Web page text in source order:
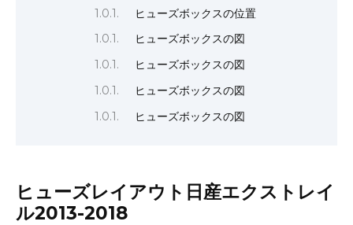
ヒューズボックスの位置
ヒューズボックスの図
ヒューズボックスの図
ヒューズボックスの図
ヒューズボックスの図
ヒューズレイアウト日産エクストレイ
ル2013-2018